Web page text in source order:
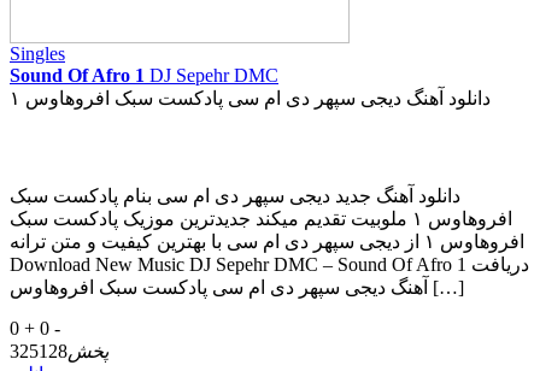
Singles
Sound Of Afro 1 DJ Sepehr DMC
دانلود آهنگ دیجی سپهر دی ام سی پادکست سبک افروهاوس ۱
دانلود آهنگ جدید دیجی سپهر دی ام سی بنام پادکست سبک
افروهاوس ۱ ملوبیت تقدیم میکند جدیدترین موزیک پادکست سبک
افروهاوس ۱ از دیجی سپهر دی ام سی با بهترین کیفیت و متن ترانه
Download New Music DJ Sepehr DMC – Sound Of Afro 1 دریافت
آهنگ دیجی سپهر دی ام سی پادکست سبک افروهاوس […]
0 + 0 -
پخش325128